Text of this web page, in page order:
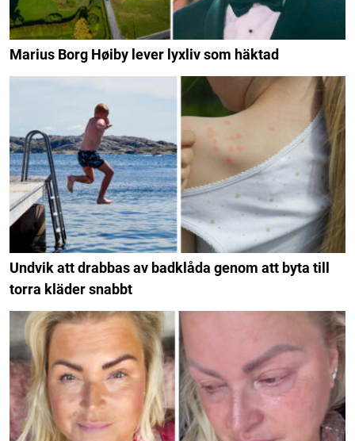
Marius Borg Høiby lever lyxliv som häktad
Undvik att drabbas av badklåda genom att byta till
torra kläder snabbt